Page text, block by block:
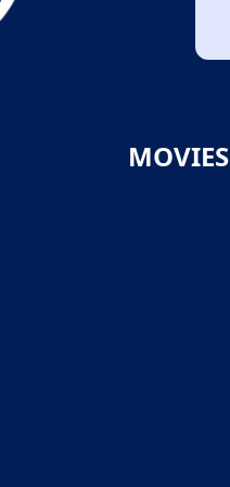
MOVIES